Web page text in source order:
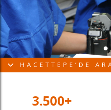
HACETTEPE’DE
3.500+